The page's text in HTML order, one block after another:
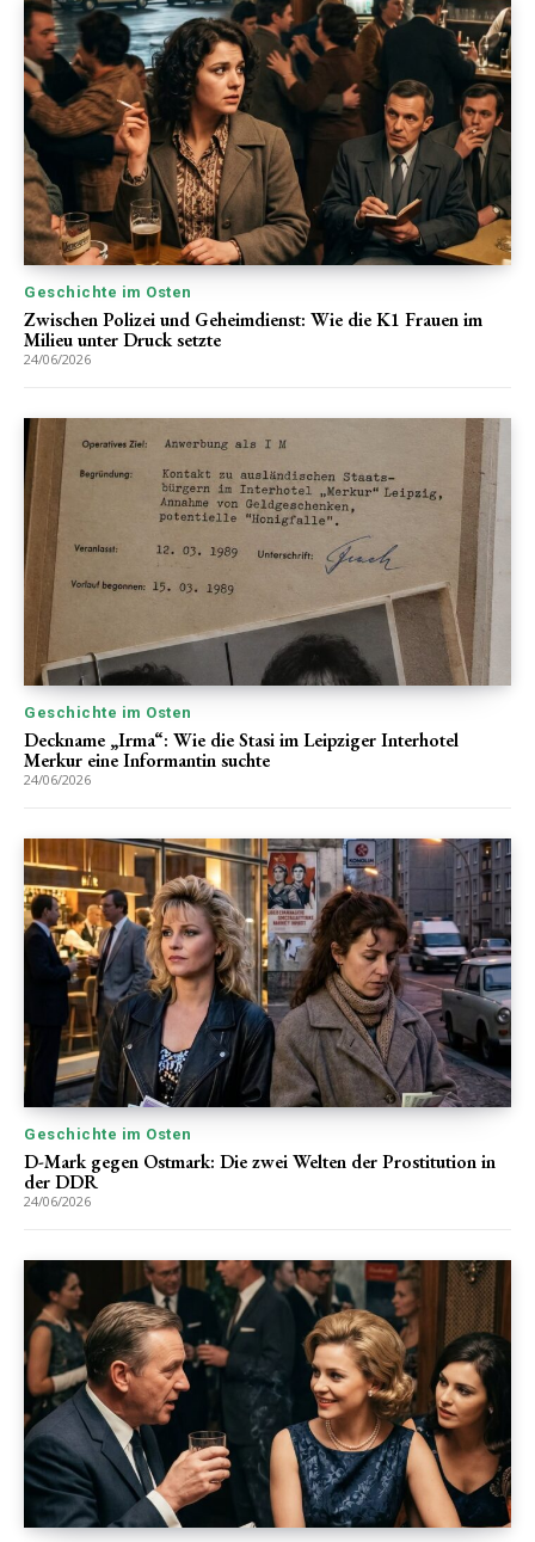
Geschichte im Osten
Zwischen Polizei und Geheimdienst: Wie die K1 Frauen im
Milieu unter Druck setzte
24/06/2026
Geschichte im Osten
Deckname „Irma“: Wie die Stasi im Leipziger Interhotel
Merkur eine Informantin suchte
24/06/2026
Geschichte im Osten
D-Mark gegen Ostmark: Die zwei Welten der Prostitution in
der DDR
24/06/2026